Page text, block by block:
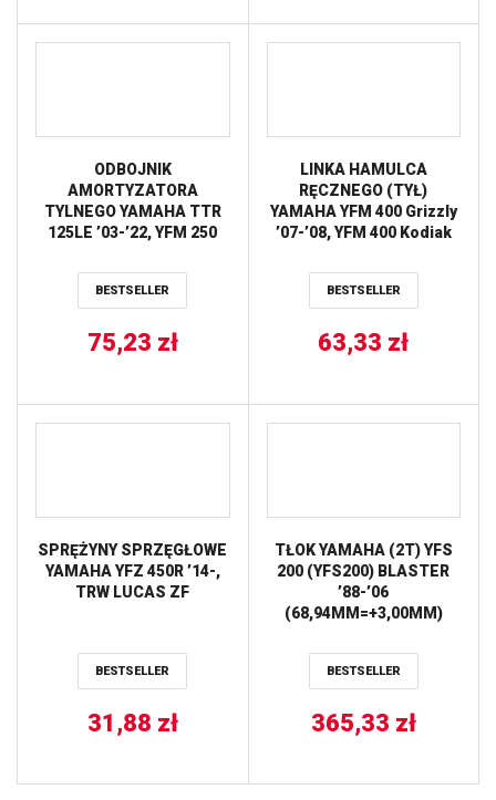
ODBOJNIK
AMORTYZATORA
TYLNEGO YAMAHA TTR
125LE ’03-’22, YFM 250
BESTSELLER
75,23 zł
LINKA HAMULCA
RĘCZNEGO (TYŁ)
YAMAHA YFM 400 Grizzly
’07-’08, YFM 400 Kodiak
Kodiak ’03-’06, YFM 45FX
Wolverine 450 ’06-’10,
BALLS
BESTSELLER
63,33 zł
SPRĘŻYNY SPRZĘGŁOWE
YAMAHA YFZ 450R ’14-,
TRW LUCAS ZF
BESTSELLER
31,88 zł
TŁOK YAMAHA (2T) YFS
200 (YFS200) BLASTER
’88-’06
(68,94MM=+3,00MM)
BESTSELLER
365,33 zł